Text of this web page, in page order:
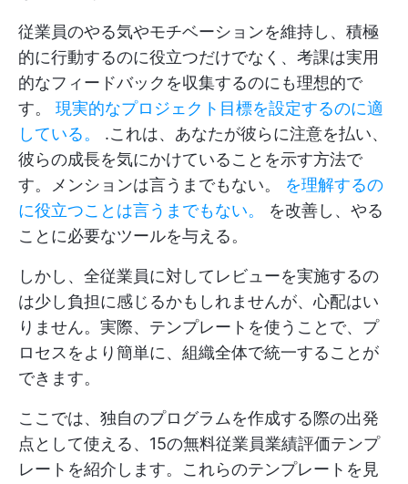
従業員のやる気やモチベーションを維持し、積極
的に行動するのに役立つだけでなく、考課は実用
的なフィードバックを収集するのにも理想的で
す。 現実的なプロジェクト目標を設定するのに適
している。
.これは、あなたが彼らに注意を払い、
彼らの成長を気にかけていることを示す方法で
す。メンションは言うまでもない。 を理解するの
に役立つことは言うまでもない。
を改善し、やる
ことに必要なツールを与える。
しかし、全従業員に対してレビューを実施するの
は少し負担に感じるかもしれませんが、心配はい
りません。実際、テンプレートを使うことで、プ
ロセスをより簡単に、組織全体で統一することが
できます。
ここでは、独自のプログラムを作成する際の出発
点として使える、15の無料従業員業績評価テンプ
レートを紹介します。これらのテンプレートを見